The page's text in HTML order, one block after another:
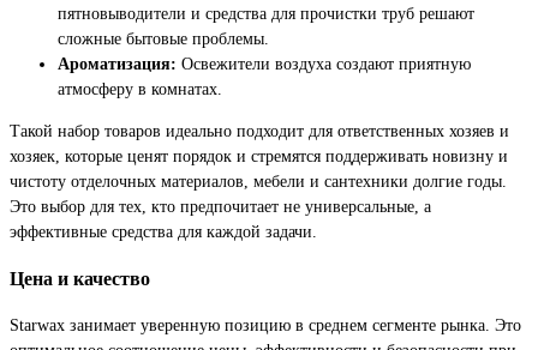
пятновыводители и средства для прочистки труб решают
сложные бытовые проблемы.
Ароматизация: Освежители воздуха создают приятную
атмосферу в комнатах.
Такой набор товаров идеально подходит для ответственных хозяев и
хозяек, которые ценят порядок и стремятся поддерживать новизну и
чистоту отделочных материалов, мебели и сантехники долгие годы.
Это выбор для тех, кто предпочитает не универсальные, а
эффективные средства для каждой задачи.
Цена и качество
Starwax занимает уверенную позицию в среднем сегменте рынка. Это